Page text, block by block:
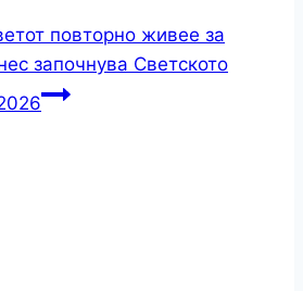
повторно живее за
започнува Светското